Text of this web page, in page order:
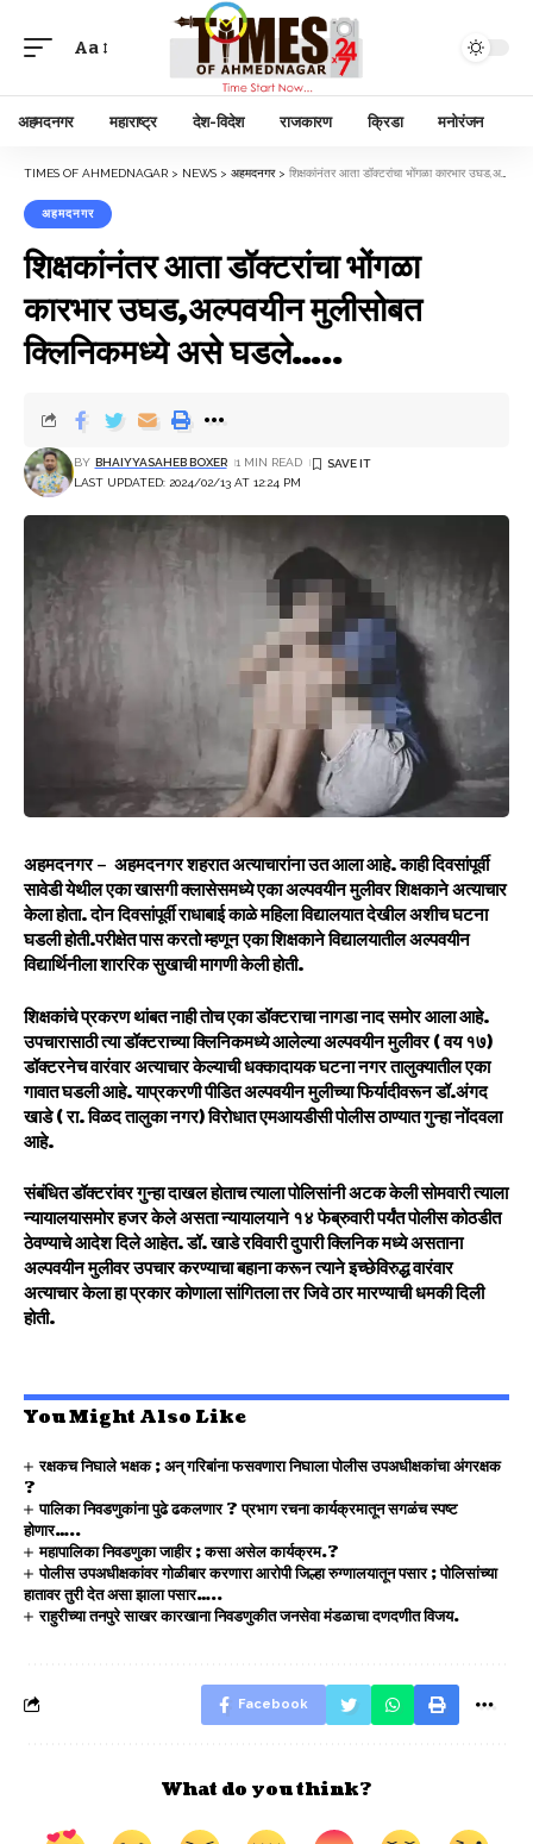
Aa
अहमदनगर महाराष्ट्र देश-विदेश राजकारण क्रिडा मनोरंजन
TIMES OF AHMEDNAGAR > NEWS > अहमदनगर> शिक्षकांनंतर आता डॉक्टरांचा भोंगळा कारभार उघड,अल्पवयीन मुलीसोबत क्लिनिकमध्ये असे घडले…..
अहमदनगर
शिक्षकांनंतर आता डॉक्टरांचा भोंगळा
कारभार उघड,अल्पवयीन मुलीसोबत
क्लिनिकमध्ये असे घडले…..
LAST UPDATED: 2024/02/13 AT 12:24 PM
BY BHAIYYASAHEB BOXER 1 MIN READ
अहमदनगर – अहमदनगर शहरात अत्याचारांना उत आला आहे. काही दिवसांपूर्वी
सावेडी येथील एका खासगी क्लासेसमध्ये एका अल्पवयीन मुलीवर शिक्षकाने अत्याचार
केला होता. दोन दिवसांपूर्वी राधाबाई काळे महिला विद्यालयात देखील अशीच घटना
घडली होती.परीक्षेत पास करतो म्हणून एका शिक्षकाने विद्यालयातील अल्पवयीन
विद्यार्थिनीला शाररिक सुखाची मागणी केली होती.
शिक्षकांचे प्रकरण थांबत नाही तोच एका डॉक्टराचा नागडा नाद समोर आला आहे.
उपचारासाठी त्या डॉक्टराच्या क्लिनिकमध्ये आलेल्या अल्पवयीन मुलीवर ( वय १७)
डॉक्टरनेच वारंवार अत्याचार केल्याची धक्कादायक घटना नगर तालुक्यातील एका
गावात घडली आहे. याप्रकरणी पीडित अल्पवयीन मुलीच्या फिर्यादीवरून डॉ.अंगद
खाडे ( रा. विळद तालुका नगर) विरोधात एमआयडीसी पोलीस ठाण्यात गुन्हा नोंदवला
आहे.
संबंधितडॉक्टरांवर गुन्हा दाखल होताच त्याला पोलिसांनी अटक केली सोमवारी त्याला
न्यायालयासमोर हजर केले असता न्यायालयाने १४ फेब्रुवारी पर्यंत पोलीस कोठडीत
ठेवण्याचे आदेश दिले आहेत. डॉ. खाडे रविवारी दुपारी क्लिनिक मध्ये असताना
अल्पवयीन मुलीवर उपचार करण्याचा बहाना करून त्याने इच्छेविरुद्ध वारंवार
अत्याचार केला हा प्रकार कोणाला सांगितला तर जिवे ठार मारण्याची धमकी दिली
होती.
You Might Also Like
रक्षकच निघाले भक्षक ; अन् गरिबांना फसवणारा निघाला पोलीस उपअधीक्षकांचा अंगरक्षक
?
पालिका निवडणुकांना पुढे ढकलणार ? प्रभाग रचना कार्यक्रमातून सगळंच स्पष्ट
होणार…..
महापालिका निवडणुका जाहीर ; कसा असेल कार्यक्रम.?
पोलीस उपअधीक्षकांवर गोळीबार करणारा आरोपी जिल्हा रुग्णालयातून पसार ; पोलिसांच्या
हातावर तुरी देत असा झाला पसार…..
राहुरीच्या तनपुरे साखर कारखाना निवडणुकीत जनसेवा मंडळाचा दणदणीत विजय.
Facebook
What do you think?